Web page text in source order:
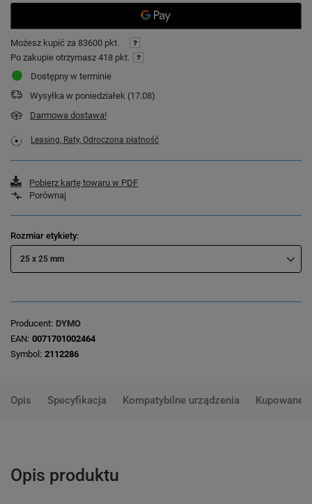
Możesz kupić za 83600 pkt.
Po zakupie otrzymasz 418 pkt.
Dostępny w terminie
Wysyłka w poniedziałek (17.08)
Darmowa dostawa!
Leasing, Raty, Odroczona płatność
Pobierz kartę towaru w PDF
Porównaj
Rozmiar etykiety
25 x 25 mm
Producent DYMO
EAN 0071701002464
Symbol 2112286
Opis Specyfikacja Kompatybilne urządzenia Kupowane
Opis produktu